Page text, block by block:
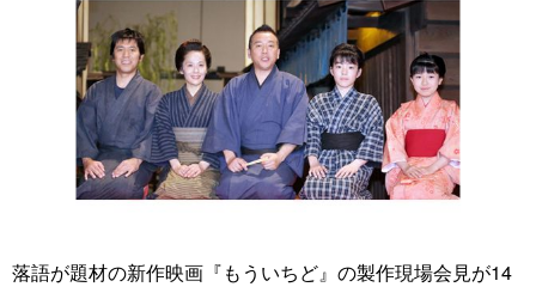
落語が題材の新作映画『もういちど』の製作現場会見が14